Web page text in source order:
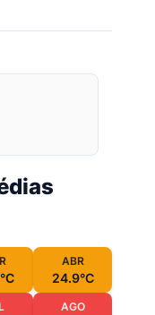
ABR
24.9°C
AGO